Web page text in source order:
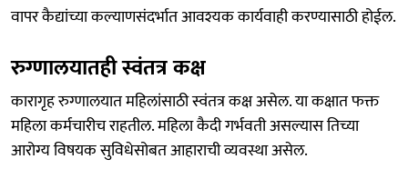
वापर कैद्यांच्या कल्याणसंदर्भात आवश्यक कार्यवाही करण्यासाठी होईल.
रुग्णालयातही स्वंतत्र कक्ष
कारागृह रुग्णालयात महिलांसाठी स्वंतत्र कक्ष असेल. या कक्षात फक्त
महिला कर्मचारीच राहतील. महिला कैदी गर्भवती असल्यास तिच्या
आरोग्य विषयक सुविधेसोबत आहाराची व्यवस्था असेल.